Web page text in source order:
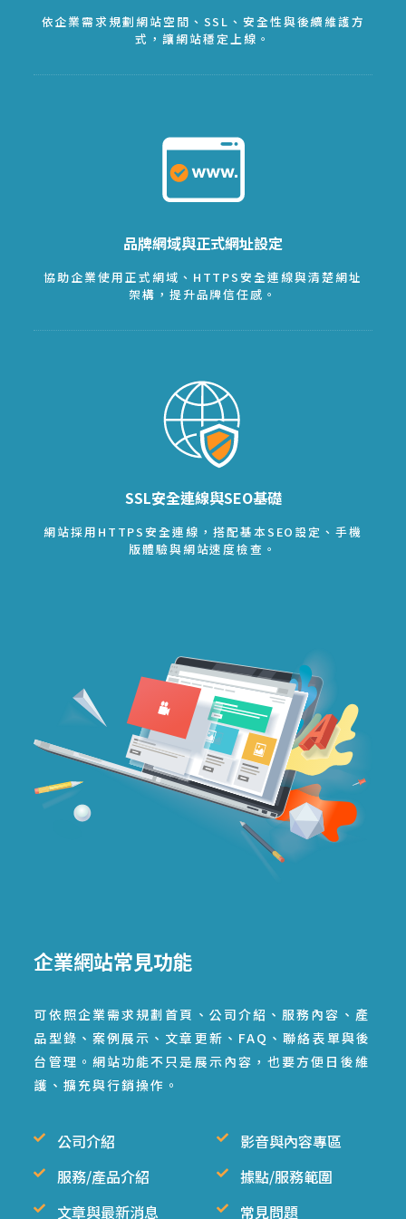
依企業需求規劃網站空間、SSL、安全性與後續維護方
式，讓網站穩定上線。
品牌網域與正式網址設定
協助企業使用正式網域、HTTPS安全連線與清楚網址
架構，提升品牌信任感。
SSL安全連線與SEO基礎
網站採用HTTPS安全連線，搭配基本SEO設定、手機
版體驗與網站速度檢查。
企業網站常見功能
可依照企業需求規劃首頁、公司介紹、服務內容、產
品型錄、案例展示、文章更新、FAQ、聯絡表單與後
台管理。網站功能不只是展示內容，也要方便日後維
護、擴充與行銷操作。
公司介紹
服務/產品介紹
文章與最新消息
影音與內容專區
據點/服務範圍
常見問題